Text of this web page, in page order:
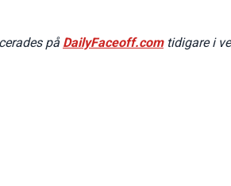
på DailyFaceoff.comtidigare i